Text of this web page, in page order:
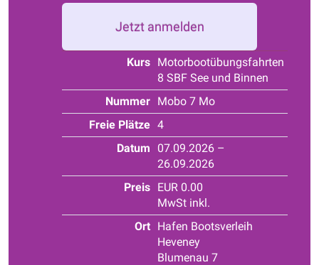
Jetzt anmelden
Kurs Motorbootübungsfahrten
8 SBF See und Binnen
Nummer Mobo 7 Mo
Freie Plätze 4
Datum
07.09.2026 –
26.09.2026
Preis EUR 0.00
MwSt inkl.
Ort Hafen Bootsverleih
Heveney
Blumenau 7